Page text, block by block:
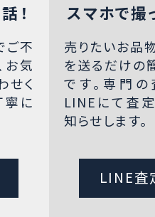
！
ご不
お気
せく
寧に
スマホで撮
売りたいお品
を送るだけの
です。専門
LINEにて査
知らせします。
LINE査